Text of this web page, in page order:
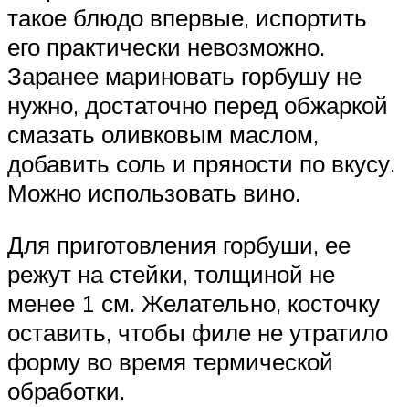
такое блюдо впервые, испортить
его практически невозможно.
Заранее мариновать горбушу не
нужно, достаточно перед обжаркой
смазать оливковым маслом,
добавить соль и пряности по вкусу.
Можно использовать вино.
Для приготовления горбуши, ее
режут на стейки, толщиной не
менее 1 см. Желательно, косточку
оставить, чтобы филе не утратило
форму во время термической
обработки.